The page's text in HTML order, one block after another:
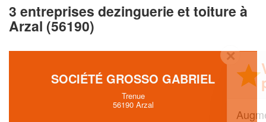
3 entreprises dezinguerie et toiture à
Arzal (56190)
SOCIÉTÉ GROSSO GABRIEL
Trenue
56190 Arzal
✕
professionnel ?
chiffre d'affaireset